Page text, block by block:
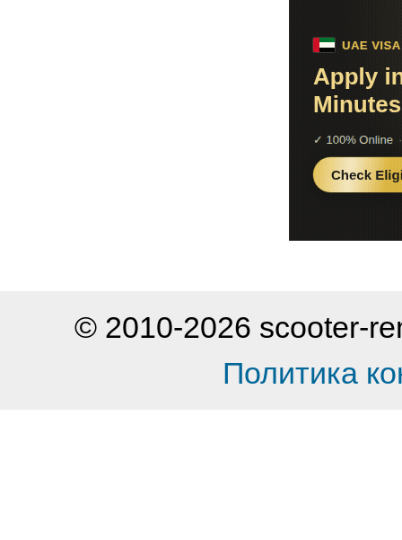
© 2010-2026 scooter-
Политика